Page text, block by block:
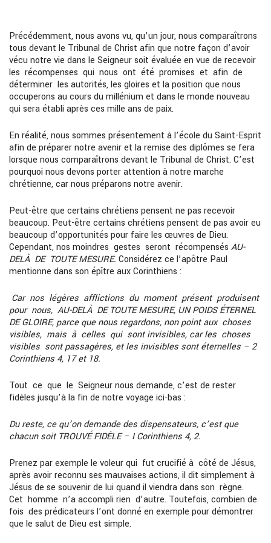
Précédemment, nous avons vu, qu’un jour, nous comparaîtrons
tous devant le Tribunal de Christ afin que notre façon d’avoir
vécu notre vie dans le Seigneur soit évaluée en vue de recevoir
les récompenses qui nous ont été promises et afin de
déterminer les autorités, les gloires et la position que nous
occuperons au cours du millénium et dans le monde nouveau
qui sera établi après ces mille ans de paix.
En réalité, nous sommes présentement à l’école du Saint-Esprit
afin de préparer notre avenir et la remise des diplômes se fera
lorsque nous comparaîtrons devant le Tribunal de Christ. C’est
pourquoi nous devons porter attention à notre marche
chrétienne, car nous préparons notre avenir.
Peut-être que certains chrétiens pensent ne pas recevoir
beaucoup. Peut-être certains chrétiens pensent de pas avoir eu
beaucoup d’opportunités pour faire les œuvres de Dieu.
Cependant, nos moindres gestes seront récompensés AU-
DELÀ DE TOUTE MESURE. Considérez ce l’apôtre Paul
mentionne dans son épître aux Corinthiens :
Car nos légères afflictions du moment présent produisent
pour nous, AU-DELÀ DE TOUTE MESURE, UN POIDS ÉTERNEL
DE GLOIRE, parce que nous regardons, non point aux choses
visibles, mais à celles qui sont invisibles, car les choses
visibles sont passagères, et les invisibles sont éternelles – 2
Corinthiens 4, 17 et 18.
Tout ce que le Seigneur nous demande, c’est de rester
fidèles jusqu’à la fin de notre voyage ici-bas :
Du reste, ce qu’on demande des dispensateurs, c’est que
chacun soit TROUVÉ FIDÈLE – I Corinthiens 4, 2.
Prenez par exemple le voleur qui fut crucifié à côté de Jésus,
après avoir reconnu ses mauvaises actions, il dit simplement à
Jésus de se souvenir de lui quand il viendra dans son règne.
Cet homme n’a accompli rien d’autre. Toutefois, combien de
fois des prédicateurs l’ont donné en exemple pour démontrer
que le salut de Dieu est simple.